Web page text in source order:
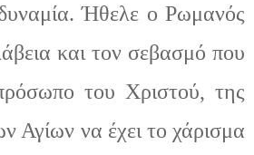
Ήθελε ο Ρωμανός
και τον σεβασμό που
του Χριστού, της
Αγίων να έχει το χάρισμα